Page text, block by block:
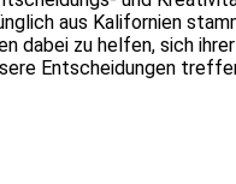
aus Kalifornien
dabei zu helfen, sich
Entscheidungen